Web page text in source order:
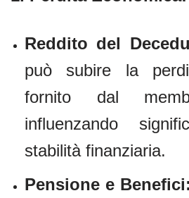
Reddito del
può subire la
fornito dal
influenzando
stabilità finanziaria.
Pensione e Benefici: